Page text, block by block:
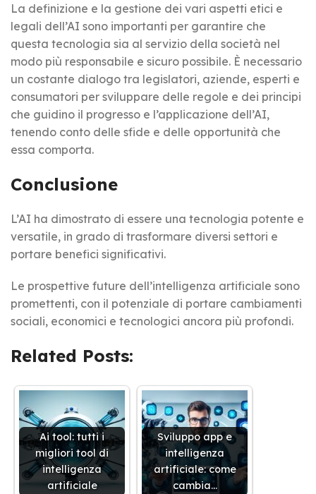
La definizione e la gestione dei vari aspetti etici e
legali dell’AI sono importanti per garantire che
questa tecnologia sia al servizio della società nel
modo più responsabile e sicuro possibile. È necessario
un costante dialogo tra legislatori, aziende, esperti e
consumatori per sviluppare delle regole e dei principi
che guidino il progresso e l’applicazione dell’AI,
tenendo conto delle sfide e delle opportunità che
essa comporta.
Conclusione
L’AI ha dimostrato di essere una tecnologia potente e
versatile, in grado di trasformare diversi settori e
portare benefici significativi.
Le prospettive future dell’intelligenza artificiale sono
promettenti, con il potenziale di portare cambiamenti
sociali, economici e tecnologici ancora più profondi.
Related Posts:
Ai tool: tutti i
migliori tool di
intelligenza
artificiale
Sviluppo app e
intelligenza
artificiale: come
cambia…